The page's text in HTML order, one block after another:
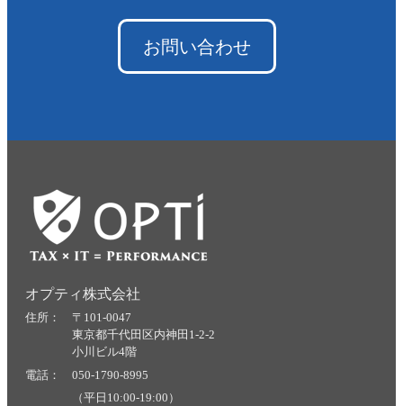
お問い合わせ
オプティ株式会社
住所： 〒101-0047
東京都千代田区内神田1-2-2
小川ビル4階
電話： 050-1790-8995
（平日10:00-19:00）